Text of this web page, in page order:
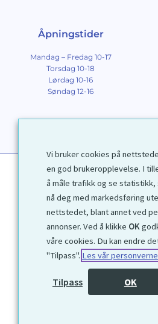
Åpningstider
Mandag – Fredag 10-17
Torsdag 10-18
Lørdag 10-16
Søndag 12-16
1972 © Galleri
Utviklet avKjetil Moen
Vi bruker cookies på
en god brukeropplevelse. I
å måle trafikk og se statistikk,
nå deg med markedsføring
nettstedet, blant annet ved
annonser. Ved å klikke OK
våre cookies. Du kan endre
"Tilpass". Les vår
Tilpass OK